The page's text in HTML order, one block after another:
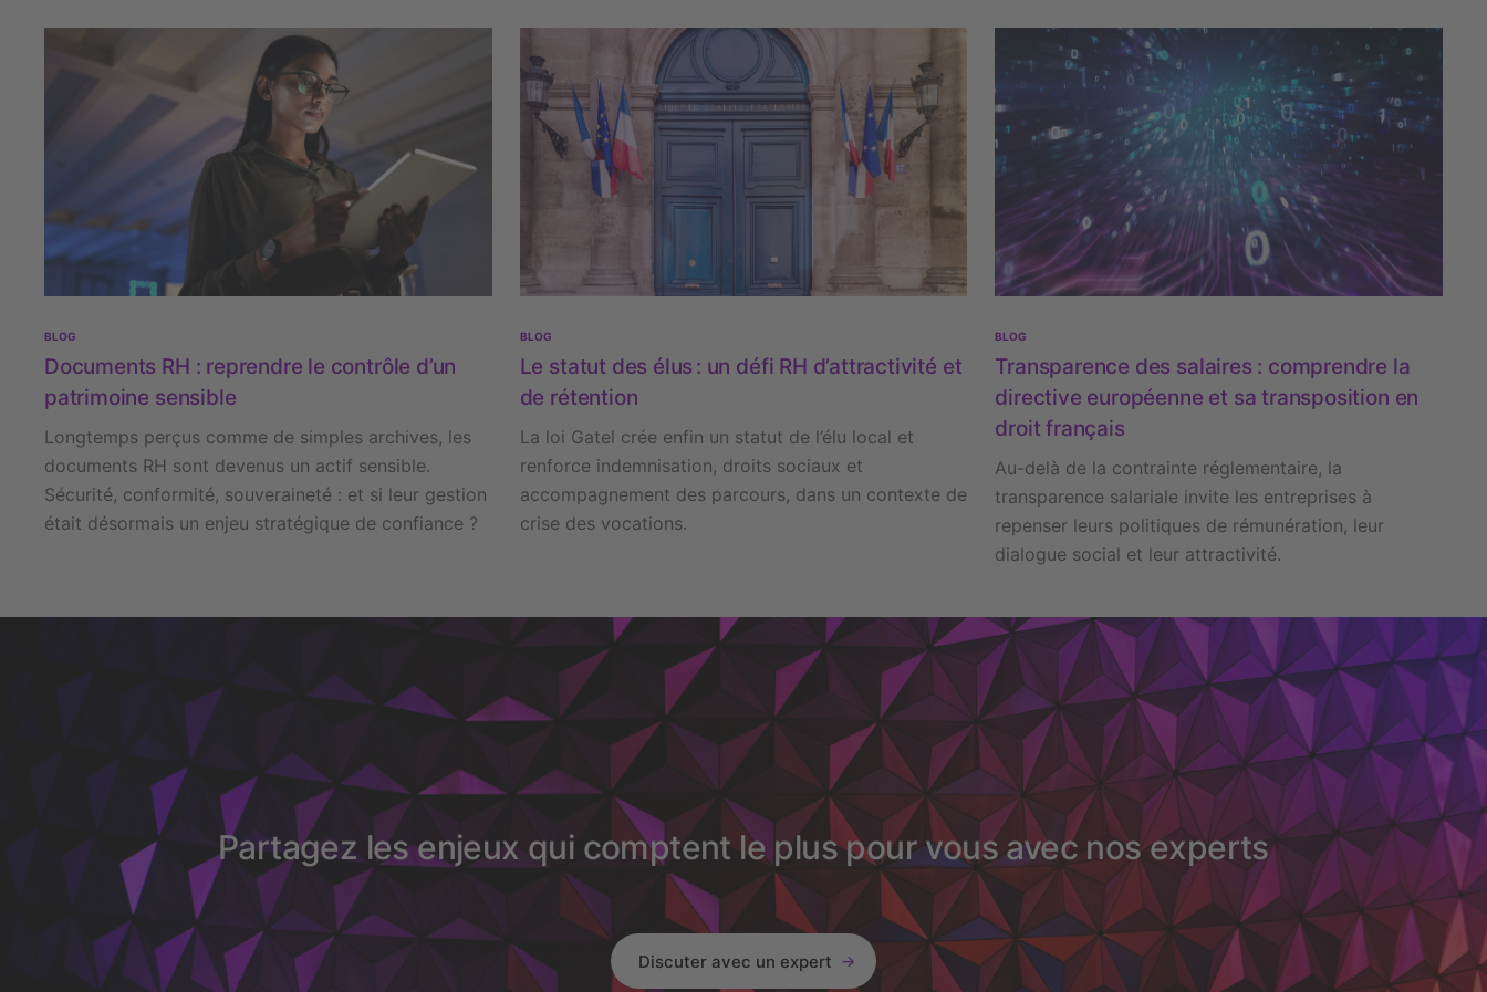
BLOG
Documents RH : reprendre le contrôle d’un
patrimoine sensible
Longtemps perçus comme de simples archives, les
documents RH sont devenus un actif sensible.
Sécurité, conformité, souveraineté : et si leur gestion
était désormais un enjeu stratégique de confiance ?
BLOG
Le statut des élus : un défi RH d’attractivité et
de rétention
La loi Gatel crée enfin un statut de l’élu local et
renforce indemnisation, droits sociaux et
accompagnement des parcours, dans un contexte de
crise des vocations.
BLOG
Transparence des salaires : comprendre la
directive européenne et sa transposition en
droit français
Au-delà de la contrainte réglementaire, la
transparence salariale invite les entreprises à
repenser leurs politiques de rémunération, leur
dialogue social et leur attractivité.
Partagez les enjeux qui comptent le plus pour vous avec nos experts
Discuter avec un expert